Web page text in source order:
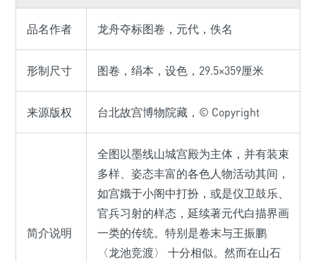
品名作者 龙舟夺标图卷，元代，佚名
形制尺寸 图卷，绢本，设色，29.5×359厘米
来源版权 台北故宫博物院藏，© Copyright
简介说明
全图以墨线山城宫殿为主体，并有装束
多样、姿态丰富的各色人物活动其间，
如宫娥于小阁中打扮，或是仪卫鼓乐、
官兵习射的样态，延续著元代白描界画
一类的传统。特别是卷末与王振鹏
〈龙池竞渡〉 十分相似。然而在山石